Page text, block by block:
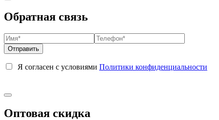
Обратная связь
Я согласен с условиями Политики конфиденциальности
Оптовая скидка